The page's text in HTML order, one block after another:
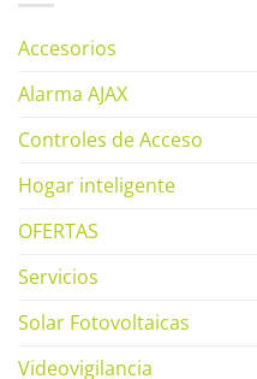
Accesorios
Alarma AJAX
Controles de Acceso
Hogar inteligente
OFERTAS
Servicios
Solar Fotovoltaicas
Videovigilancia